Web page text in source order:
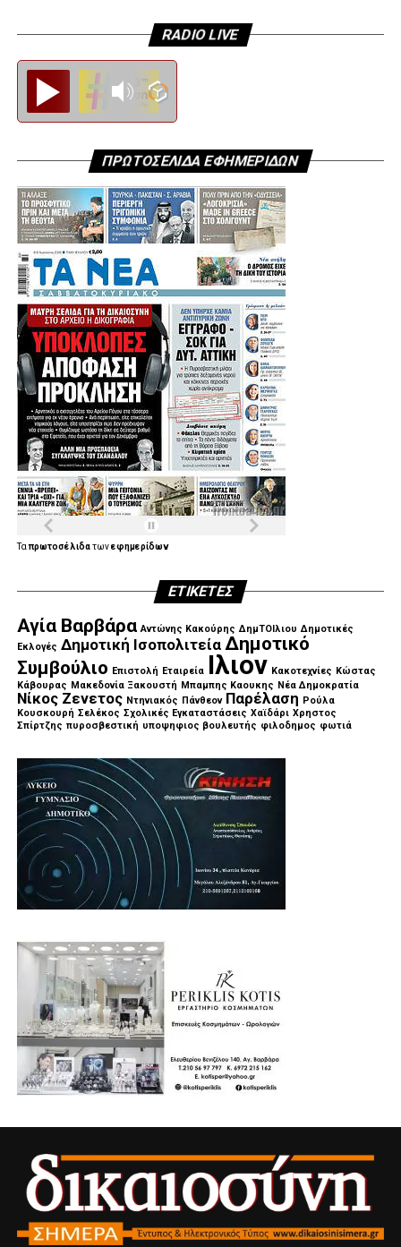
RADIO LIVE
ΠΡΩΤΟΣΕΛΙΔΑ ΕΦΗΜΕΡΙΔΩΝ
Ταπρωτοσέλιδατωνεφημερίδων
ΕΤΙΚΈΤΕΣ
Αγία Βαρβάρα Αντώνης Κακούρης ΔημΤΟΙλιου Δημοτικές
Εκλογές Δημοτική Ισοπολιτεία Δημοτικό
Συμβούλιο Επιστολή Εταιρεία Ιλιον Κακοτεχνίες Κώστας
Κάβουρας Μακεδονία Ξακουστή Μπαμπης Καουκης Νέα Δημοκρατία
Νίκος Ζενετος Ντηνιακός Πάνθεον Παρέλαση Ρούλα
Κουσκουρή Σελέκος Σχολικές Εγκαταστάσεις Χαϊδάρι Χρηστος
Σπίρτζης πυροσβεστική υποψηφιος βουλευτής φιλοδημος φωτιά